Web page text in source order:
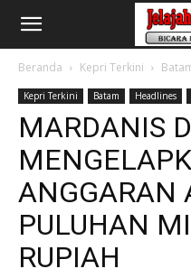
Beranda Kepri Terkini
Kepri Terkini Batam Headlines
MARDANIS
ANGGARAN
PULUHAN
RUPIAH